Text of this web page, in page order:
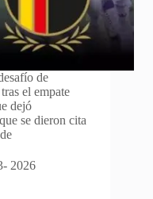
de
el empate
dejó
se dieron cita
2026